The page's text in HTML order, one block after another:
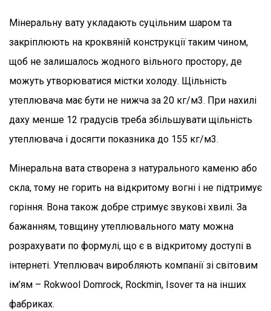
Мінеральну вату укладають суцільним шаром та
закріплюють на кроквяній конструкції таким чином,
щоб не залишалось жодного вільного простору, де
можуть утворюватися містки холоду. Щільність
утеплювача має бути не нижча за 20 кг/м3. При нахилі
даху менше 12 градусів треба збільшувати щільність
утеплювача і досягти показника до 155 кг/м3.
Мінеральна вата створена з натурального каменю або
скла, тому не горить на відкритому вогні і не підтримує
горіння. Вона також добре стримує звукові хвилі. За
бажанням, товщину утеплювального мату можна
розрахувати по формулі, що є в відкритому доступі в
інтернеті. Утеплювач виробляють компанії зі світовим
ім’ям – Rokwool Domrock, Rockmin, Isover та на інших
фабриках.